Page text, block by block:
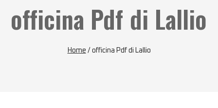
officina Pdf di Lallio
Home / officina Pdf di Lallio